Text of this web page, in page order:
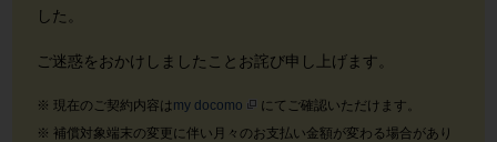
した。
ご迷惑をおかけしましたことお詫び申し上げます。
現在のご契約内容は my docomo
にてご確認いただけます。
補償対象端末の変更に伴い月々のお支払い金額が変わる場合があり